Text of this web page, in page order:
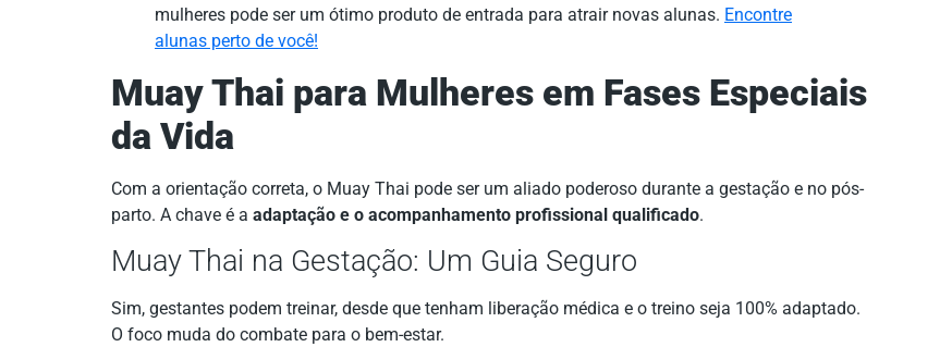
mulheres pode ser um ótimo produto de entrada para atrair novas alunas. Encontre
alunas perto de você!
Muay Thai para Mulheres em Fases Especiais
da Vida
Com a orientação correta, o Muay Thai pode ser um aliado poderoso durante a gestação e no pós-
parto. A chave é a adaptação e o acompanhamento profissional qualificado.
Muay Thai na Gestação: Um Guia Seguro
Sim, gestantes podem treinar, desde que tenham liberação médica e o treino seja 100% adaptado.
O foco muda do combate para o bem-estar.